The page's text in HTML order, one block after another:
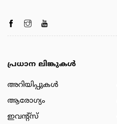
പ്രധാന ലിങ്കുകൾ
അറിയിപ്പുകള്‍
ആരോഗ്യം
ഇവന്റ്സ്